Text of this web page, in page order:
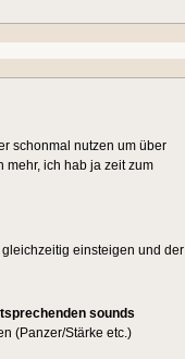
schonmal nutzen um über
mehr, ich hab ja zeit zum
einsteigen und der
sounds
(Panzer/Stärke etc.)